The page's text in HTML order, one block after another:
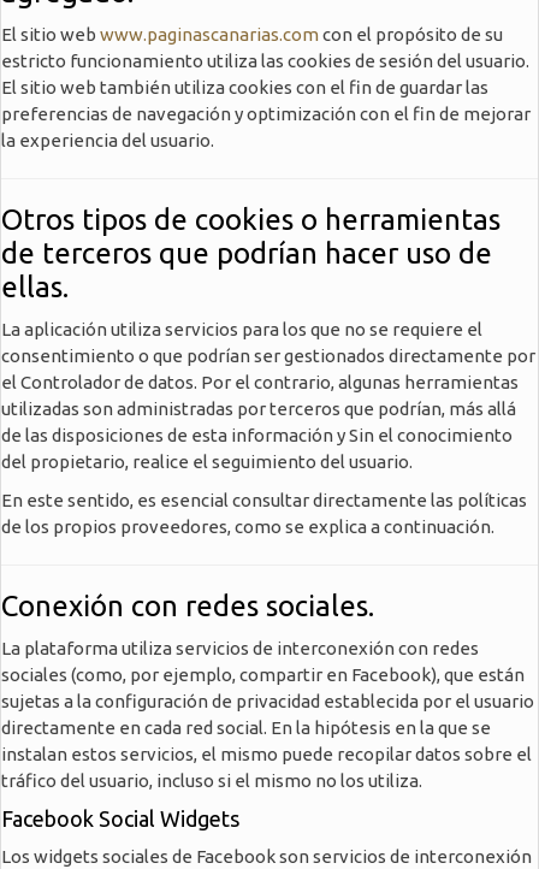
El sitio web www.paginascanarias.comcon el propósito de su
estricto funcionamiento utiliza las cookies de sesión del usuario.
El sitio web también utiliza cookies con el fin de guardar las
preferencias de navegación y optimización con el fin de mejorar
la experiencia del usuario.
Otros tipos de cookies o herramientas
de terceros que podrían hacer uso de
ellas.
La aplicación utiliza servicios para los que no se requiere el
consentimiento o que podrían ser gestionados directamente por
el Controlador de datos. Por el contrario, algunas herramientas
utilizadas son administradas por terceros que podrían, más allá
de las disposiciones de esta información y Sin el conocimiento
del propietario, realice el seguimiento del usuario.
En este sentido, es esencial consultar directamente las políticas
de los propios proveedores, como se explica a continuación.
Conexión con redes sociales.
La plataforma utiliza servicios de interconexión con redes
sociales (como, por ejemplo, compartir en Facebook), que están
sujetas a la configuración de privacidad establecida por el usuario
directamente en cada red social. En la hipótesis en la que se
instalan estos servicios, el mismo puede recopilar datos sobre el
tráfico del usuario, incluso si el mismo no los utiliza.
Facebook Social Widgets
Los widgets sociales de Facebook son servicios de interconexión